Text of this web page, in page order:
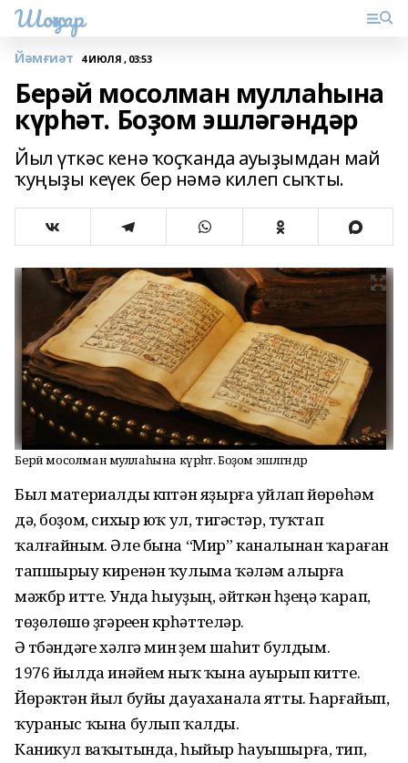
Шоңҡар
Йәмғиәт 4 ИЮЛЯ , 03:53
Берәй мосолман муллаһына
күрһәт. Боҙом эшләгәндәр
Йыл үткәс кенә ҡоҫҡанда ауыҙымдан май
ҡуңыҙы кеүек бер нәмә килеп сыҡты.
Берәй мосолман муллаһына күрһәт. Боҙом эшләгәндәр
Был материалды күптән яҙырға уйлап йөрөһәм
дә, боҙом, сихыр юҡ ул, тигәстәр, туҡтап
ҡалғайным. Әле бына “Мир” каналынан ҡараған
тапшырыу киренән ҡулыма ҡәләм алырға
мәжбүр итте. Унда һыуҙың, әйткән һүҙеңә ҡарап,
төҙөлөшө үҙгәреүен күрһәттеләр.
Ә түбәндәге хәлгә мин үҙем шаһит булдым.
1976 йылда инәйем ныҡ ҡына ауырып китте.
Йөрәктән йыл буйы дауаханала ятты. Һарғайып,
ҡураныс ҡына булып ҡалды.
Каникул ваҡытында, һыйыр һауышырға, тип,